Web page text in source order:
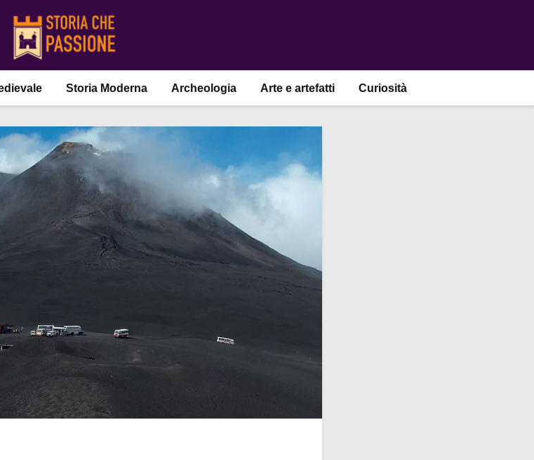
Storia Moderna Archeologia Arte e artefatti Curiosità